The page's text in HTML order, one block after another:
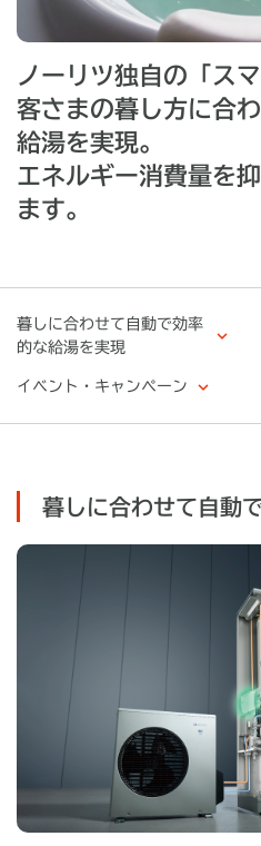
ノーリツ独自の「ス
客さまの暮し方に合
給湯を実現。
エネルギー消費量を
ます。
暮しに合わせて自動で効率
的な給湯を実現
イベント・キャンペーン
暮しに合わせて自動